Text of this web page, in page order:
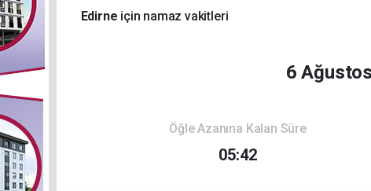
Edirne için namaz vakitleri
6
Öğle Azanına Kalan Süre
05:42